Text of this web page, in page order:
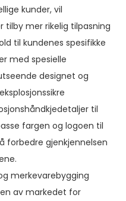
kunder, vil
tilby mer rikelig tilpasning
til kundenes spesifikke
med spesielle
designet og
til
fargen og logoen til
forbedre gjenkjennelsen
merkevarebygging
av markedet for